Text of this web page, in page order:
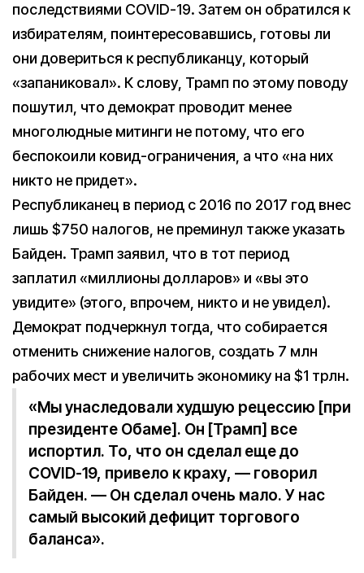
последствиями COVID-19. Затем он обратился к
избирателям, поинтересовавшись, готовы ли
они довериться к республиканцу, который
«запаниковал». К слову, Трамп по этому поводу
пошутил, что демократ проводит менее
многолюдные митинги не потому, что его
беспокоили ковид-ограничения, а что «на них
никто не придет».
Республиканец в период с 2016 по 2017 год внес
лишь $750 налогов, не преминул также указать
Байден. Трамп заявил, что в тот период
заплатил «миллионы долларов» и «вы это
увидите» (этого, впрочем, никто и не увидел).
Демократ подчеркнул тогда, что собирается
отменить снижение налогов, создать 7 млн
рабочих мест и увеличить экономику на $1 трлн.
«Мы унаследовали худшую рецессию [при
президенте Обаме]. Он [Трамп] все
испортил. То, что он сделал еще до
COVID-19, привело к краху, — говорил
Байден. — Он сделал очень мало. У нас
самый высокий дефицит торгового
баланса».